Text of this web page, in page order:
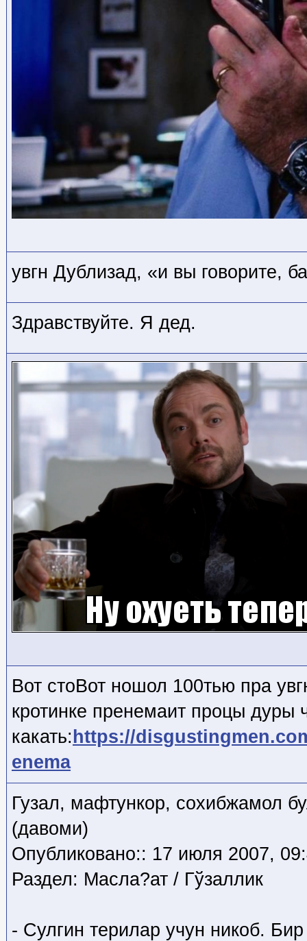
увгн Дублизад, «и вы говорите,
Здравствуйте. Я дед.
Вот стоВот ношол 100тью пра
кротинке пренемаит процы дуры
какать: https://
enema
Гузал, мафтункор, сохибжамол
(давоми)
Опубликовано:: 17 июля 2007,
Раздел: Масла?ат / Гўзаллик
- Сулгин терилар учун никоб.